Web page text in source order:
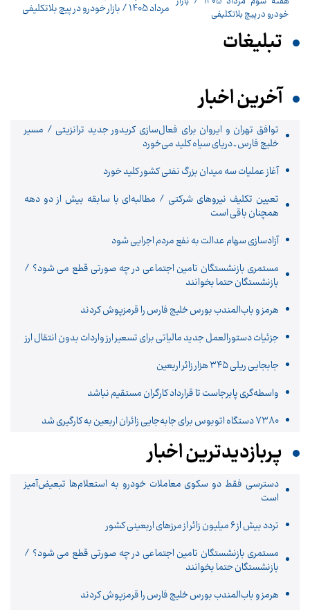
مرداد 1405 / بازار خودرو در پیچ بلاتکلیفی
تبلیغات
آخرین اخبار
توافق تهران و ایروان برای فعال‌سازی کریدور جدید ترانزیتی / مسیر
خلیج فارس ـ دریای سیاه کلید می‌خورد
آغاز عملیات سه میدان بزرگ نفتی کشور کلید خورد
تعیین تکلیف نیروهای شرکتی / مطالبه‌ای با سابقه بیش از دو دهه
همچنان باقی است
آزادسازی سهام عدالت به نفع مردم اجرایی شود
مستمری بازنشستگان تامین اجتماعی در چه صورتی قطع می شود؟ /
بازنشستگان حتما بخوانند
هرمز و باب‌المندب بورس خلیج فارس را قرمزپوش کردند
جزئیات دستورالعمل جدید مالیاتی برای تسعیر ارز واردات بدون انتقال ارز
جابجایی ریلی ۳۴۵ هزار زائر اربعین
واسطه‌گری پابرجاست تا قرارداد کارگران مستقیم نباشد
۷۳۸۰ دستگاه اتوبوس برای جابه‌جایی زائران اربعین به‌ کارگیری شد
پربازدیدترین اخبار
دسترسی فقط دو سکوی معاملات خودرو به استعلام‌ها تبعیض‌آمیز
است
تردد بیش از ۶ میلیون زائر از مرزهای اربعینی کشور
مستمری بازنشستگان تامین اجتماعی در چه صورتی قطع می شود؟ /
بازنشستگان حتما بخوانند
هرمز و باب‌المندب بورس خلیج فارس را قرمزپوش کردند